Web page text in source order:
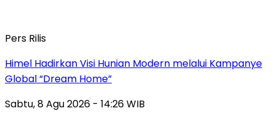
Pers Rilis
Himel Hadirkan Visi Hunian Modern melalui Kampanye
Global “Dream Home”
Sabtu, 8 Agu 2026 - 14:26 WIB